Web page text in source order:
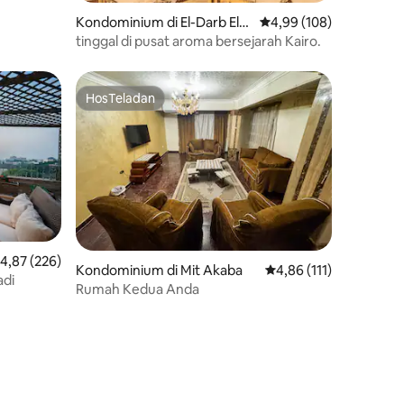
Kondominium di El-Darb El-
Ahmar
Nilai rata-rata 4,99 dari
4,99 (108)
tinggal di pusat aroma bersejarah Kairo.
rata-rata 4,87 dari 5, 226 ulasan
4,87 (226)
HosTeladan
HosTeladan
Kondominium di Mit Akaba Nilai rata-rata 4,86 dari
4,86 (111)
Rumah Kedua Anda